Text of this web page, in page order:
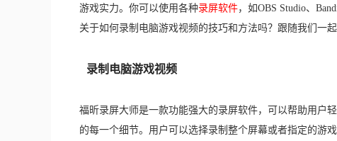
游戏实力。你可以使用各种录屏软件，如OBS Studio、
关于如何录制电脑游戏视频的技巧和方法吗？跟随我们一起
录制电脑游戏视频
福昕录屏大师是一款功能强大的录屏软件，可以帮助用户
的每一个细节。用户可以选择录制整个屏幕或者指定的游